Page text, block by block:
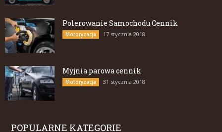
Polerowanie Samochodu Cennik
Motoryzacja 17 stycznia 2018
Myjnia parowa cennik
Motoryzacja 31 stycznia 2018
POPULARNE KATEGORIE